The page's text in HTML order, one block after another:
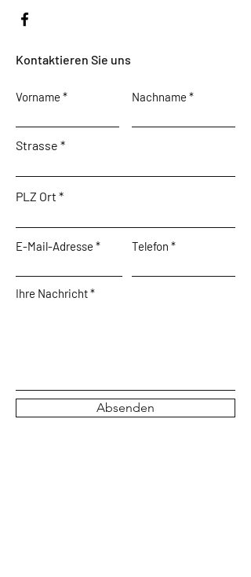
Kontaktieren Sie uns
Vorname Nachname
Strasse
PLZ Ort
E-Mail-Adresse Telefon
Ihre Nachricht
Absenden